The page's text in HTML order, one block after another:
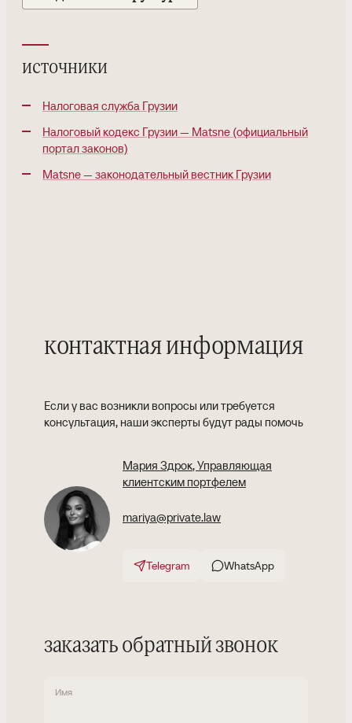
источники
Налоговая служба Грузии
Налоговый кодекс Грузии — Matsne (официальный
портал законов)
Matsne — законодательный вестник Грузии
контактная информация
Если у вас возникли вопросы или требуется
консультация, наши эксперты будут рады помочь
Мария Здрок, Управляющая
клиентским портфелем
mariya@private.law
Telegram WhatsApp
заказать обратный звонок
Имя